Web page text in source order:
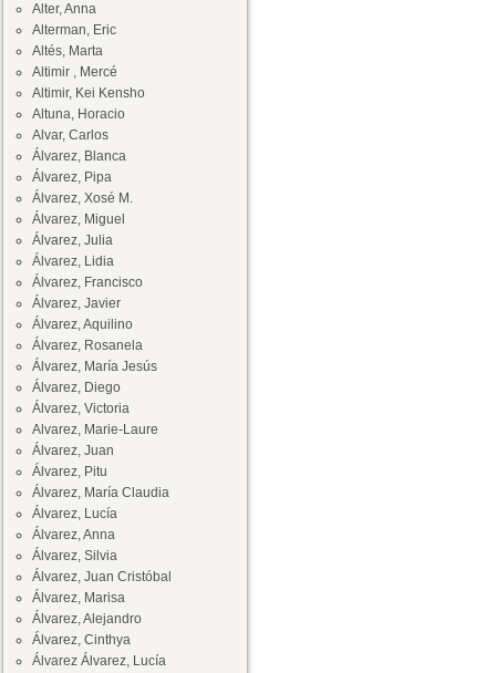
Alter, Anna
Alterman, Eric
Altés, Marta
Altimir , Mercé
Altimir, Kei Kensho
Altuna, Horacio
Alvar, Carlos
Álvarez, Blanca
Álvarez, Pipa
Álvarez, Xosé M.
Álvarez, Miguel
Álvarez, Julia
Álvarez, Lidia
Álvarez, Francisco
Álvarez, Javier
Álvarez, Aquilino
Álvarez, Rosanela
Álvarez, María Jesús
Álvarez, Diego
Álvarez, Victoria
Alvarez, Marie-Laure
Álvarez, Juan
Álvarez, Pitu
Álvarez, María Claudia
Álvarez, Lucía
Álvarez, Anna
Álvarez, Silvia
Álvarez, Juan Cristóbal
Álvarez, Marisa
Álvarez, Alejandro
Álvarez, Cinthya
Álvarez Álvarez, Lucía